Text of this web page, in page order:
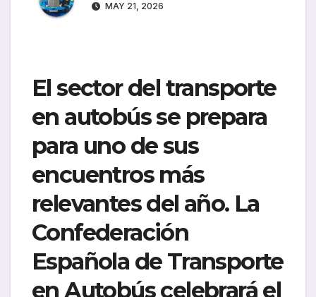
MAY 21, 2026
El sector del transporte
en autobús se prepara
para uno de sus
encuentros más
relevantes del año. La
Confederación
Española de Transporte
en Autobús celebrará el